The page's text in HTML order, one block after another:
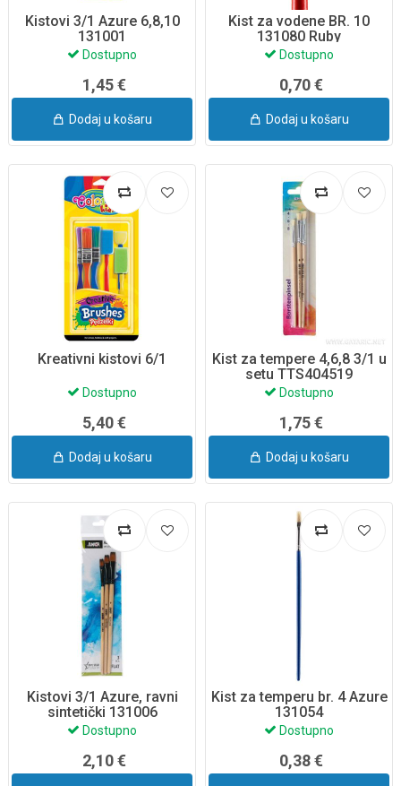
Kistovi 3/1 Azure 6,8,10
131001
Dostupno
1,45 €
Dodaj u košaru
Kist za vodene BR. 10
131080 Ruby
Dostupno
0,70 €
Dodaj u košaru
Kreativni kistovi 6/1
Dostupno
5,40 €
Dodaj u košaru
Kist za tempere 4,6,8 3/1 u
setu TTS404519
Dostupno
1,75 €
Dodaj u košaru
Kistovi 3/1 Azure, ravni
sintetički 131006
Dostupno
2,10 €
Kist za temperu br. 4 Azure
131054
Dostupno
0,38 €